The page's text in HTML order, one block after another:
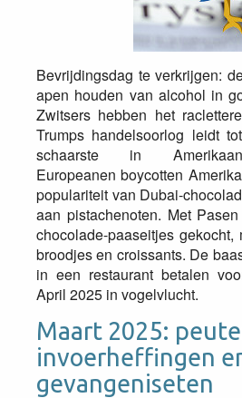
Bevrijdingsdag te verkrijgen:
apen houden van alcohol in
Zwitsers hebben het
Trumps handelsoorlog leidt
schaarste in
Europeanen boycotten
populariteit van Dubai-
aan pistachenoten. Met
chocolade-paaseitjes
broodjes en croissants. De
in een restaurant betalen
April 2025 in vogelvlucht.
Maart 2025:
invoerheffingen
gevangeniseten